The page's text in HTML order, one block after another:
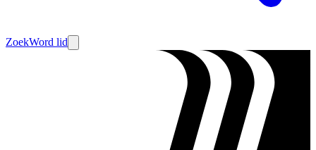
ZoekWord lid